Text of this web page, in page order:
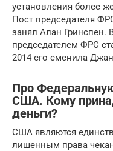
установления более
Пост председателя
занял Алан Гринспен.
председателем ФРС
2014 его сменила
Про
США. Кому
деньги?
США являются
лишенным права